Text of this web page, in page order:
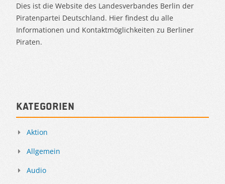
Dies ist die Website des Landesverbandes Berlin der
Piratenpartei Deutschland. Hier findest du alle
Informationen und Kontaktmöglichkeiten zu Berliner
Piraten.
Kategorien
Aktion
Allgemein
Audio